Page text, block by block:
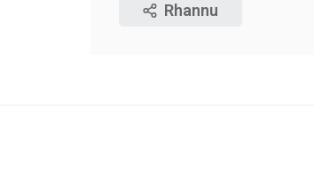
Rhannu